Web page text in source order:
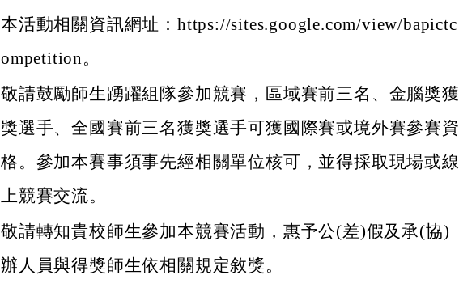
本活動相關資訊網址：https://sites.google.com/view/bapictc
ompetition。
敬請鼓勵師生踴躍組隊參加競賽，區域賽前三名、金腦獎獲
獎選手、全國賽前三名獲獎選手可獲國際賽或境外賽參賽資
格。參加本賽事須事先經相關單位核可，並得採取現場或線
上競賽交流。
敬請轉知貴校師生參加本競賽活動，惠予公(差)假及承(協)
辦人員與得獎師生依相關規定敘獎。